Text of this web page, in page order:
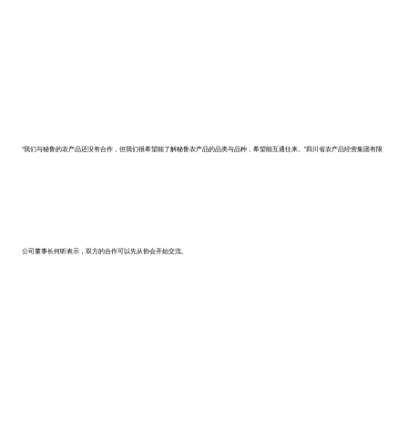
“我们与秘鲁的农产品还没有合作，但我们很希望能了解秘鲁农产品的品类与品种，希望能互通往来。”四川省农产品经营集团有限
公司董事长何昕表示，双方的合作可以先从协会开始交流。